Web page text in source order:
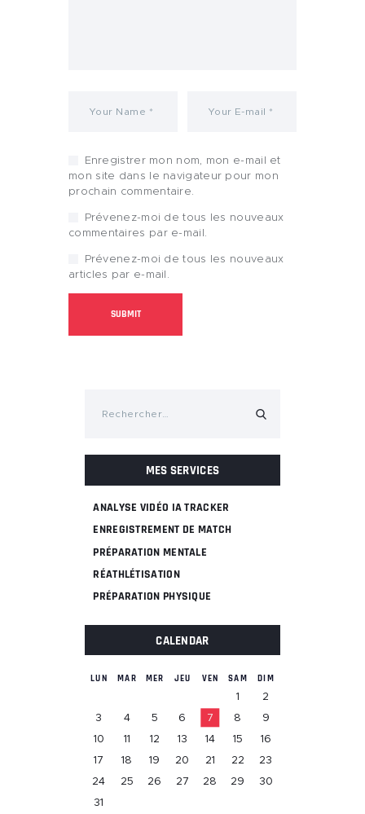
Enregistrer mon nom, mon e-mail et
mon site dans le navigateur pour mon
prochain commentaire.
Prévenez-moi de tous les nouveaux
commentaires par e-mail.
Prévenez-moi de tous les nouveaux
articles par e-mail.
MES SERVICES
ANALYSE VIDÉO IA TRACKER
ENREGISTREMENT DE MATCH
PRÉPARATION MENTALE
RÉATHLÉTISATION
PRÉPARATION PHYSIQUE
CALENDAR
LUN MAR MER JEU VEN SAM DIM
1
2
3
4 5 6 7 8
9
10
11 12 13 14 15
16
17
18 19 20 21 22
23
24
25 26 27 28 29
30
31